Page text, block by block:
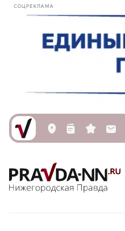
СОЦРЕКЛАМА
L n s M